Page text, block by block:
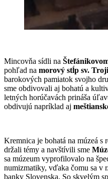
Mincovňa sídli na
pohľad na morový stĺp sv.
barokových pamiatok svojho
sme obdivovali aj bohatú a
letných horúčavách prináša
obdivujú napríklad aj
Kremnica je bohatá na múzeá s
držali témy a navštívili sme
sa múzeum vyprofilovalo na
numizmatiky, vďaka čomu sa v
banky Slovenska. So skvelým